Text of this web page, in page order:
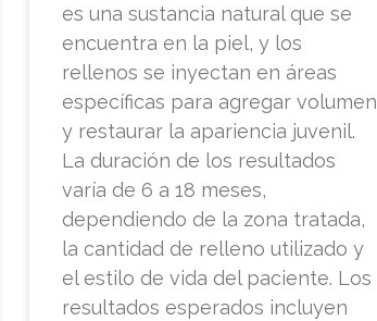
es una sustancia natural que se
encuentra en la piel, y los
rellenos se inyectan en áreas
específicas para agregar volumen
y restaurar la apariencia juvenil.
La duración de los resultados
varía de 6 a 18 meses,
dependiendo de la zona tratada,
la cantidad de relleno utilizado y
el estilo de vida del paciente. Los
resultados esperados incluyen